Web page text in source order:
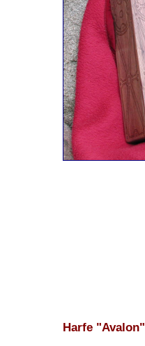
Harfe "Avalon"